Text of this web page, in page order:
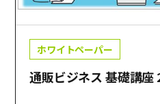
ホワイトペーパー
通販ビジネス 基礎講